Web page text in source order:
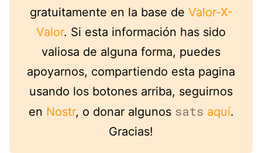
gratuitamente en la base de Valor-X-
Valor. Si esta información has sido
valiosa de alguna forma, puedes
apoyarnos, compartiendo esta pagina
usando los botones arriba, seguirnos
en Nostr, o donar algunos sats aquí.
Gracias!